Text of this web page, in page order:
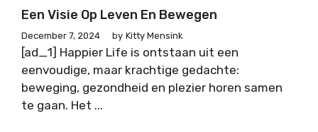
Een Visie Op Leven En Bewegen
December 7, 2024 by Kitty Mensink
[ad_1] Happier Life is ontstaan uit een
eenvoudige, maar krachtige gedachte:
beweging, gezondheid en plezier horen samen
te gaan. Het ...